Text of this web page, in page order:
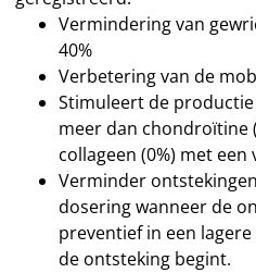
Vermindering van
40%
Verbetering van de
Stimuleert de productie
meer dan chondroïtine
collageen (0%) met
Verminder
dosering wanneer de
preventief in een
de ontsteking begint.